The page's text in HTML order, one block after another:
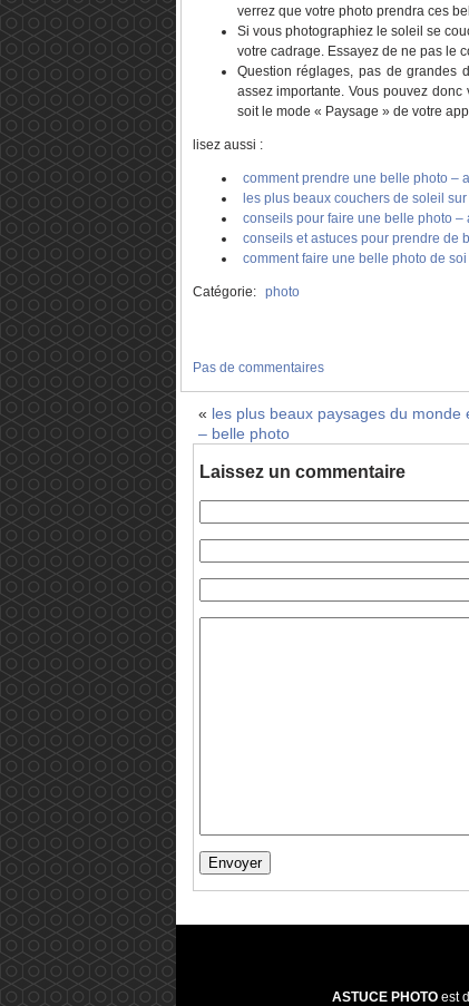
verrez que votre photo prendra ces
Si vous photographiez le soleil se
votre cadrage. Essayez de ne pas le
Question réglages, pas de grandes
assez importante. Vous pouvez
soit le mode « Paysage » de votre
lisez aussi :
comment prendre une belle photo –
les plus beaux couchers de soleil
conseils pour faire une belle photo –
conseils et astuces pour prendre de
comment faire une belle photo de
Catégorie: photo
Pas de commentaires
« les plus beaux paysages du monde
– belle photo
Laissez un commentaire
ASTUCE PHOTOest